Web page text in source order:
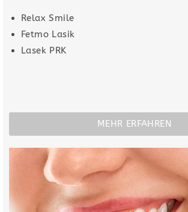
Relax Smile
Fetmo Lasik
Lasek PRK
MEHR ERFAHREN